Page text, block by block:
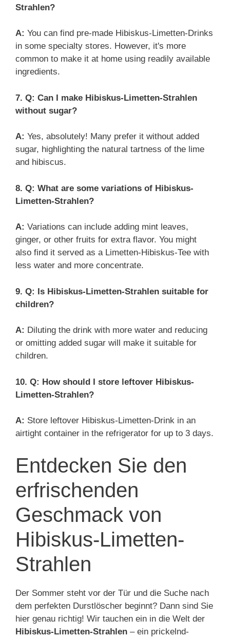
Strahlen?
A: You can find pre-made Hibiskus-Limetten-Drinks
in some specialty stores. However, it's more
common to make it at home using readily available
ingredients.
7. Q: Can I make Hibiskus-Limetten-Strahlen
without sugar?
A: Yes, absolutely! Many prefer it without added
sugar, highlighting the natural tartness of the lime
and hibiscus.
8. Q: What are some variations of Hibiskus-
Limetten-Strahlen?
A: Variations can include adding mint leaves,
ginger, or other fruits for extra flavor. You might
also find it served as a Limetten-Hibiskus-Tee with
less water and more concentrate.
9. Q: Is Hibiskus-Limetten-Strahlen suitable for
children?
A: Diluting the drink with more water and reducing
or omitting added sugar will make it suitable for
children.
10. Q: How should I store leftover Hibiskus-
Limetten-Strahlen?
A: Store leftover Hibiskus-Limetten-Drink in an
airtight container in the refrigerator for up to 3 days.
Entdecken Sie den
erfrischenden
Geschmack von
Hibiskus-Limetten-
Strahlen
Der Sommer steht vor der Tür und die Suche nach
dem perfekten Durstlöscher beginnt? Dann sind Sie
hier genau richtig! Wir tauchen ein in die Welt der
Hibiskus-Limetten-Strahlen – ein prickelnd-